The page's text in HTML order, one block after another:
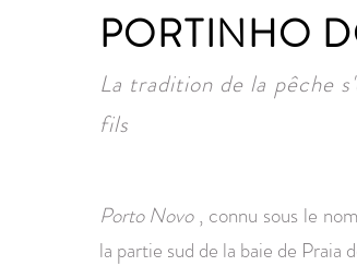
PORTINHO
La tradition de la pêche
fils
Porto Novo, connu sous le
la partie sud de la baie de Praia